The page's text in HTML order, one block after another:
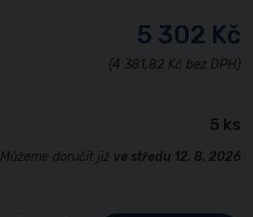
5 302 Kč
(4 381,82 Kč bez DPH)
5 ks
Můžeme doručit již ve středu 12. 8. 2026